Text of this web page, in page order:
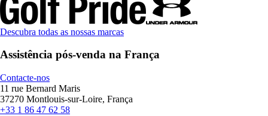
Descubra todas as nossas marcas
Assistência pós-venda na França
Contacte-nos
11 rue Bernard Maris
37270 Montlouis-sur-Loire, França
+33 1 86 47 62 58